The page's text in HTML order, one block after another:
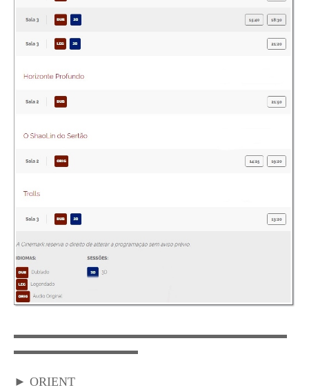
▬▬▬▬▬▬▬▬▬▬▬▬▬▬▬▬▬▬▬▬▬▬
▬▬▬▬▬▬▬▬▬▬
► ORIENT